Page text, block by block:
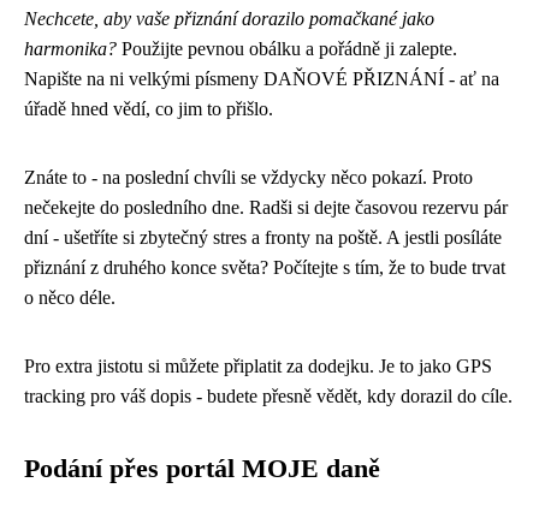
Nechcete, aby vaše přiznání dorazilo pomačkané jako
harmonika? Použijte pevnou obálku a pořádně ji zalepte.
Napište na ni velkými písmeny DAŇOVÉ PŘIZNÁNÍ - ať na
úřadě hned vědí, co jim to přišlo.
Znáte to - na poslední chvíli se vždycky něco pokazí. Proto
nečekejte do posledního dne. Radši si dejte časovou rezervu pár
dní - ušetříte si zbytečný stres a fronty na poště. A jestli posíláte
přiznání z druhého konce světa? Počítejte s tím, že to bude trvat
o něco déle.
Pro extra jistotu si můžete připlatit za dodejku. Je to jako GPS
tracking pro váš dopis - budete přesně vědět, kdy dorazil do cíle.
Podání přes portál MOJE daně